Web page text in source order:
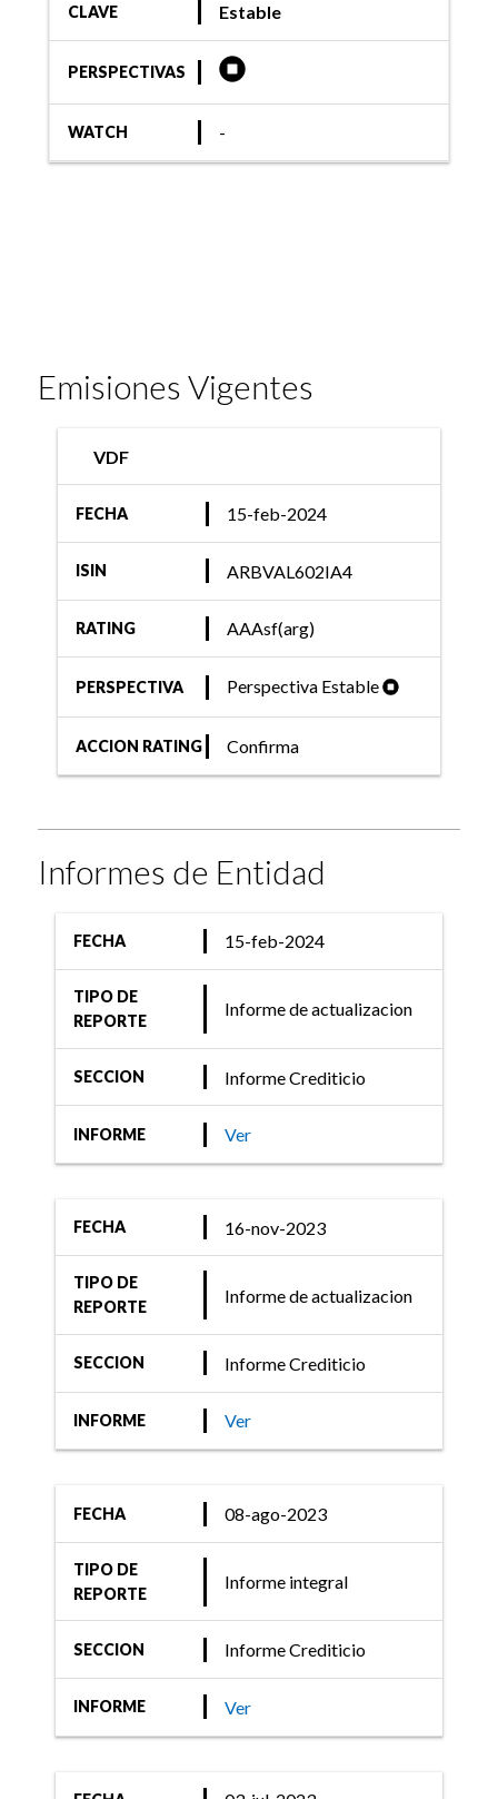
CLAVE Estable
PERSPECTIVAS
WATCH -
Emisiones Vigentes
VDF
FECHA 15-feb-2024
ISIN ARBVAL602IA4
RATING AAAsf(arg)
PERSPECTIVA Perspectiva Estable
ACCION RATING Confirma
Informes de Entidad
FECHA 15-feb-2024
TIPO DE
REPORTE
Informe de actualizacion
SECCION Informe Crediticio
INFORME Ver
FECHA 16-nov-2023
TIPO DE
REPORTE
Informe de actualizacion
SECCION Informe Crediticio
INFORME Ver
FECHA 08-ago-2023
TIPO DE
REPORTE
Informe integral
SECCION Informe Crediticio
INFORME Ver